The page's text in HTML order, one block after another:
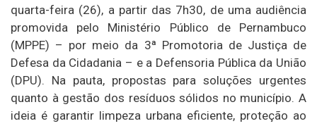
quarta-feira (26), a partir das 7h30, de uma audiência
promovida pelo Ministério Público de Pernambuco
(MPPE) – por meio da 3ª Promotoria de Justiça de
Defesa da Cidadania – e a Defensoria Pública da União
(DPU). Na pauta, propostas para soluções urgentes
quanto à gestão dos resíduos sólidos no município. A
ideia é garantir limpeza urbana eficiente, proteção ao